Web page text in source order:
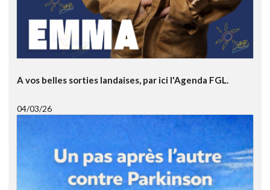
A vos belles sorties landaises, par ici l'Agenda FGL.
04/03/26